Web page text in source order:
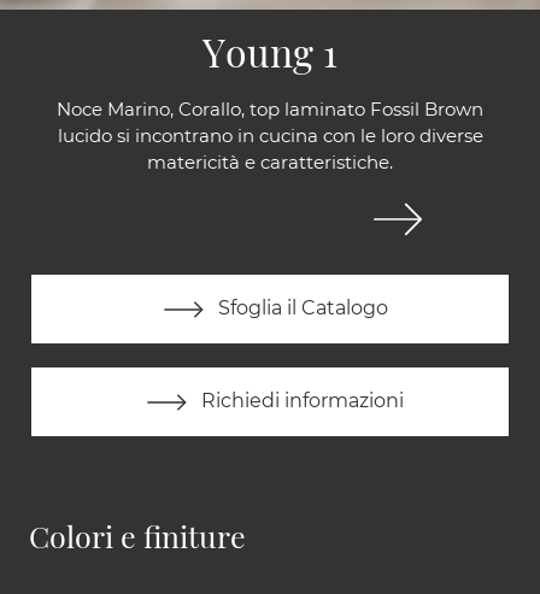
Noce Marino, Corallo, top laminato Fossil Brown
lucido si incontrano in cucina con le loro diverse
matericità e caratteristiche.
Sfoglia il Catalogo
Richiedi informazioni
Young 1
Colori e finiture